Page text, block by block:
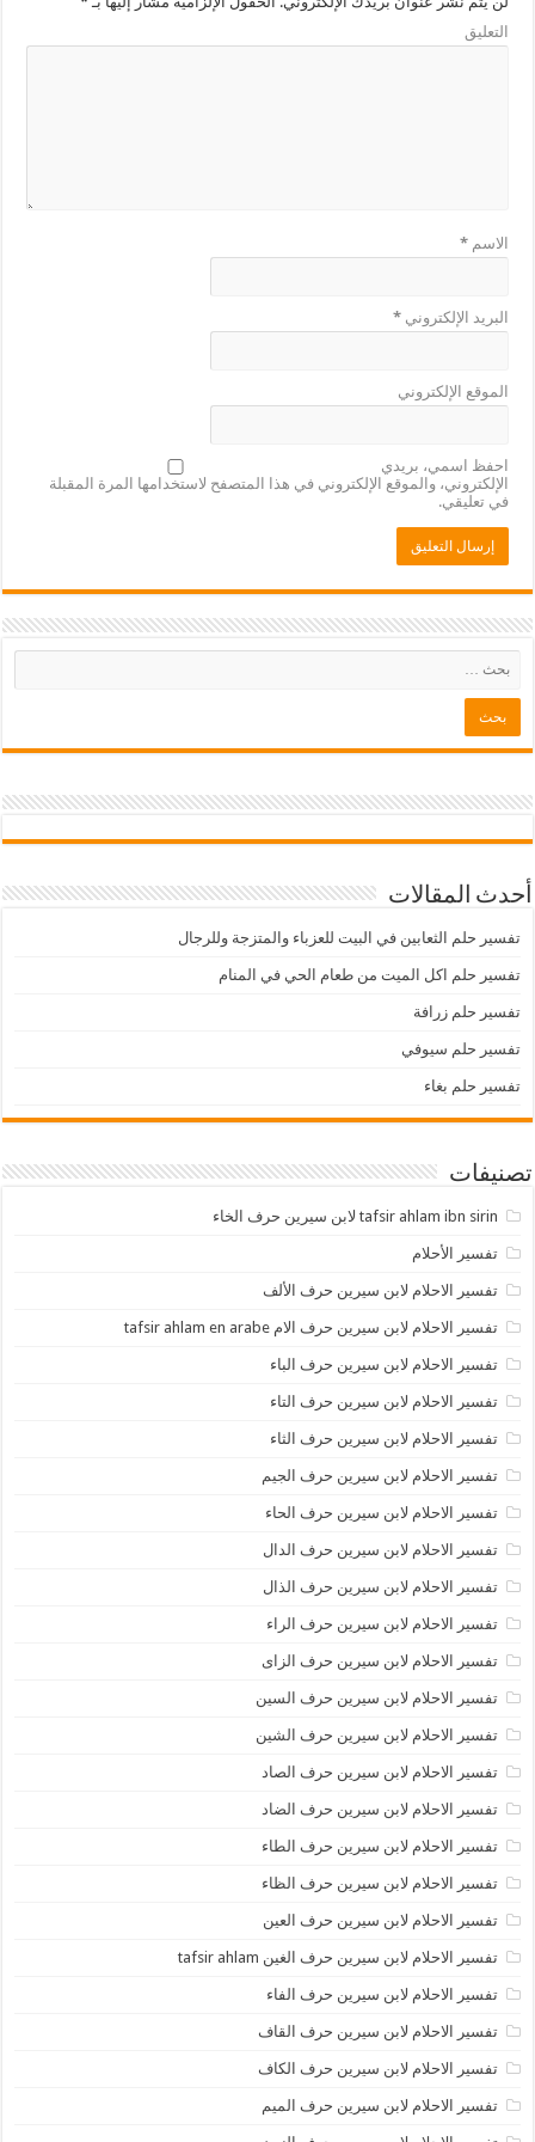
التعليق
الاسم*
البريد الإلكتروني*
الموقع الإلكتروني
احفظ اسمي، بريدي
الإلكتروني، والموقع الإلكتروني في هذا المتصفح لاستخدامها المرة المقبلة
في تعليقي.
أحدث المقالات
تفسير حلم الثعابين في البيت للعزباء والمتزجة وللرجال
تفسير حلم اكل الميت من طعام الحي في المنام
تفسير حلم زرافة
تفسير حلم سيوفي
تفسير حلم بغاء
تصنيفات
tafsir ahlam ibn sirin لابن سيرين حرف الخاء
تفسير الأحلام
تفسير الاحلام لابن سيرين حرف الألف
تفسير الاحلام لابن سيرين حرف الام tafsir ahlam en arabe
تفسير الاحلام لابن سيرين حرف الباء
تفسير الاحلام لابن سيرين حرف التاء
تفسير الاحلام لابن سيرين حرف الثاء
تفسير الاحلام لابن سيرين حرف الجيم
تفسير الاحلام لابن سيرين حرف الحاء
تفسير الاحلام لابن سيرين حرف الدال
تفسير الاحلام لابن سيرين حرف الذال
تفسير الاحلام لابن سيرين حرف الراء
تفسير الاحلام لابن سيرين حرف الزاى
تفسير الاحلام لابن سيرين حرف السين
تفسير الاحلام لابن سيرين حرف الشين
تفسير الاحلام لابن سيرين حرف الصاد
تفسير الاحلام لابن سيرين حرف الضاد
تفسير الاحلام لابن سيرين حرف الطاء
تفسير الاحلام لابن سيرين حرف الظاء
تفسير الاحلام لابن سيرين حرف العين
تفسير الاحلام لابن سيرين حرف الغين tafsir ahlam
تفسير الاحلام لابن سيرين حرف الفاء
تفسير الاحلام لابن سيرين حرف القاف
تفسير الاحلام لابن سيرين حرف الكاف
تفسير الاحلام لابن سيرين حرف الميم